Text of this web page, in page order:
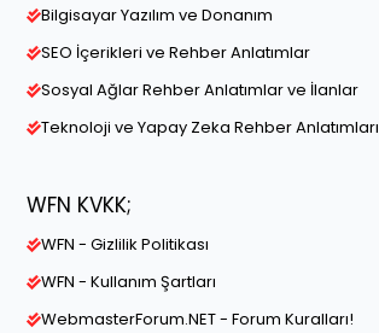
Bilgisayar Yazılım ve Donanım
SEO İçerikleri ve Rehber Anlatımlar
Sosyal Ağlar Rehber Anlatımlar ve İlanlar
Teknoloji ve Yapay Zeka Rehber Anlatımları
WFN KVKK;
WFN - Gizlilik Politikası
WFN - Kullanım Şartları
WebmasterForum.NET - Forum Kuralları!